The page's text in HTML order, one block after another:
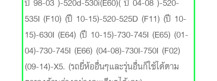
535I (F10) (ปี 10-15)-520-525D (F11) (ปี 10-
15)-630I (E64) (ปี 10-15)-730-745I (E65) (01-
04)-730-745I (E66) (04-08)-730I-750I (F02)
(09-14)-X5. (รถยี่ห้ออื่นๆและรุ่นอื่นก็ใช้ได้ตาม